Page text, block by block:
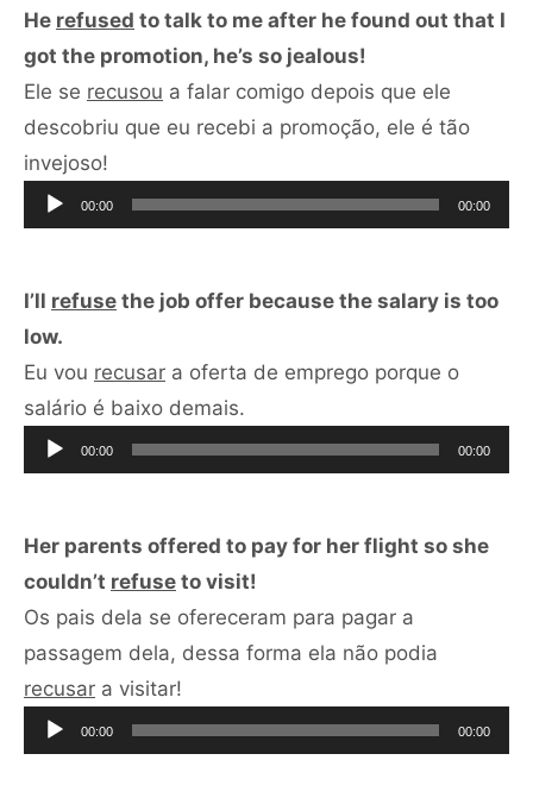
He refused to talk to me after he found out that I
got the promotion, he’s so jealous!
Ele se recusou a falar comigo depois que ele
descobriu que eu recebi a promoção, ele é tão
invejoso!
de
áudio
00:00 00:00
I’ll refuse the job offer because the salary is too
low.
Eu vou recusar a oferta de emprego porque o
salário é baixo demais.
de
áudio
00:00 00:00
Her parents offered to pay for her flight so she
couldn’t refuse to visit!
Os pais dela se ofereceram para pagar a
passagem dela, dessa forma ela não podia
recusar a visitar!
de
áudio
00:00 00:00